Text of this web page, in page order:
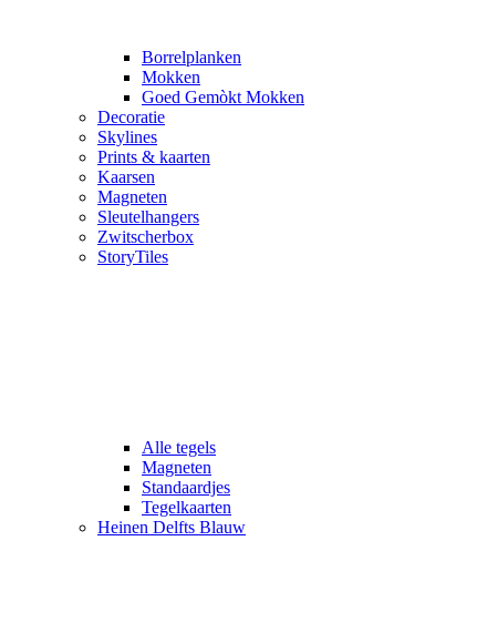
Borrelplanken
Mokken
Goed Gemòkt Mokken
Decoratie
Skylines
Prints & kaarten
Kaarsen
Magneten
Sleutelhangers
Zwitscherbox
StoryTiles
Alle tegels
Magneten
Standaardjes
Tegelkaarten
Heinen Delfts Blauw